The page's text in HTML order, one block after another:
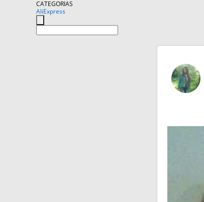
CATEGORIAS
AliExpress